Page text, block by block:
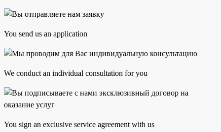
You send us an application
We conduct an individual consultation for you
You sign an exclusive service agreement with us